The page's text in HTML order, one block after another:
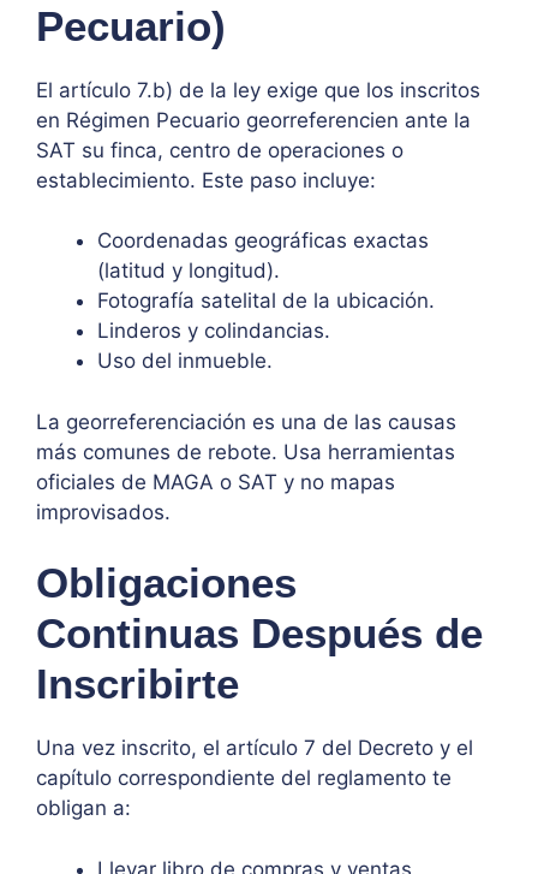
Pecuario)
El artículo 7.b) de la ley exige que los inscritos
en Régimen Pecuario georreferencien ante la
SAT su finca, centro de operaciones o
establecimiento. Este paso incluye:
Coordenadas geográficas exactas
(latitud y longitud).
Fotografía satelital de la ubicación.
Linderos y colindancias.
Uso del inmueble.
La georreferenciación es una de las causas
más comunes de rebote. Usa herramientas
oficiales de MAGA o SAT y no mapas
improvisados.
Obligaciones
Continuas Después de
Inscribirte
Una vez inscrito, el artículo 7 del Decreto y el
capítulo correspondiente del reglamento te
obligan a:
Llevar libro de compras y ventas